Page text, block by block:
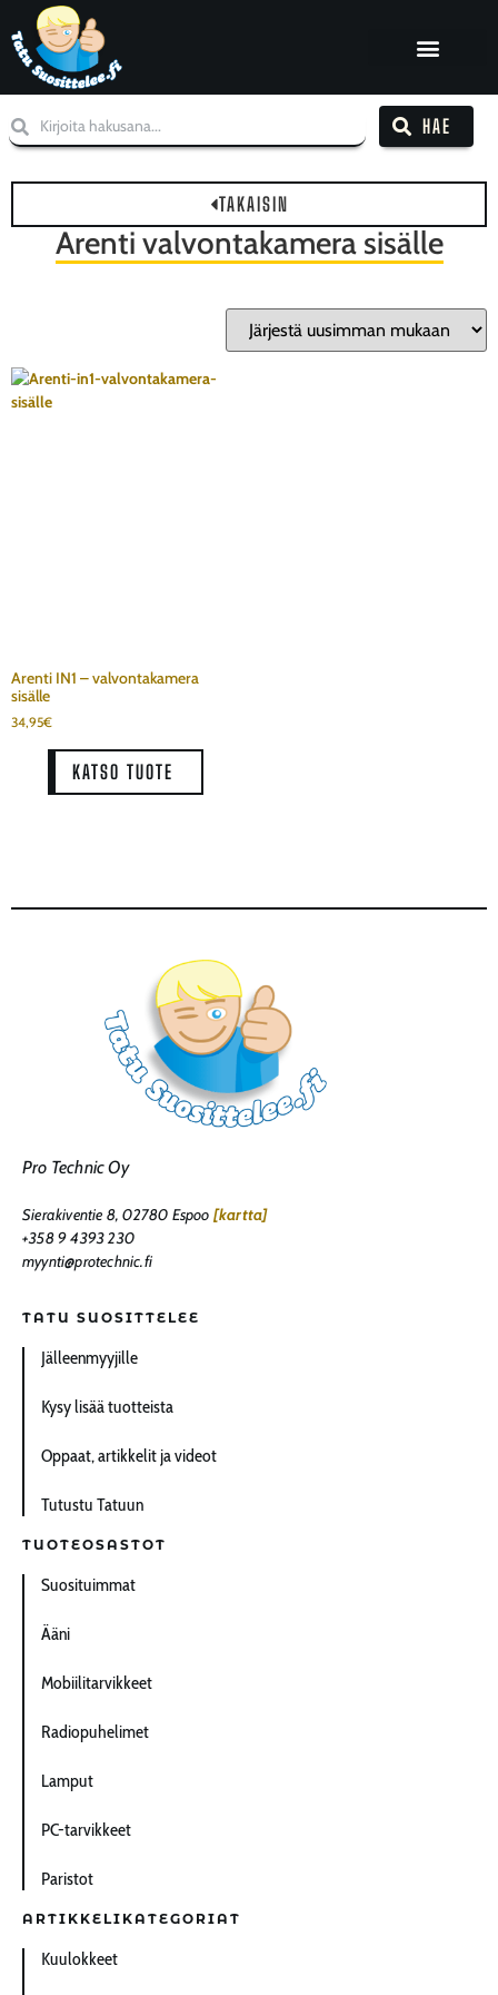
HAE
TAKAISIN
Arenti valvontakamera sisälle
Arenti IN1 – valvontakamera
sisälle
34,95€
KATSO TUOTE
Pro Technic Oy
Sierakiventie 8, 02780 Espoo [kartta]
+358 9 4393 230
myynti@protechnic.fi
TATU SUOSITTELEE
Jälleenmyyjille
Kysy lisää tuotteista
Oppaat, artikkelit ja videot
Tutustu Tatuun
TUOTEOSASTOT
Suosituimmat
Ääni
Mobiilitarvikkeet
Radiopuhelimet
Lamput
PC-tarvikkeet
Paristot
ARTIKKELIKATEGORIAT
Kuulokkeet